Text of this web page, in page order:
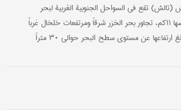
تقع في السواحل الجنوبية الغربية لبحر
الخزر. طولها ۳۵ و عرضها ۱۱كم، تجاور بحر الخزر شرقاً ومرتفعات خلخال غرباً
(كيهان، ۲/۲۸۰)، و يبلغ ارتفاعها عن مستوى سطح البحر حوالي ۳۰ متراً